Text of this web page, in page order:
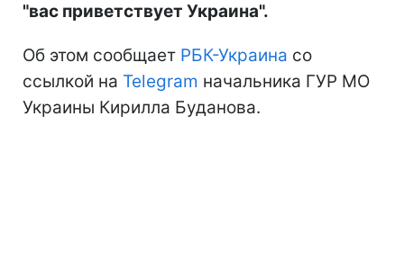
"вас приветствует Украина".
Об этом сообщает РБК-Украина со
ссылкой на Telegram начальника ГУР МО
Украины Кирилла Буданова.